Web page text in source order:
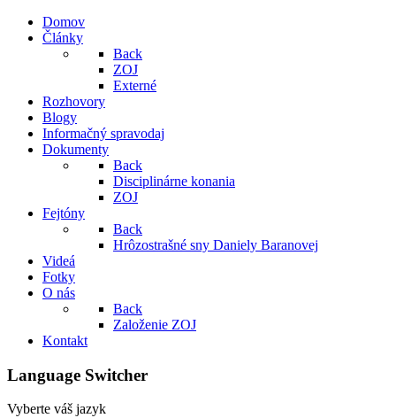
Domov
Články
Back
ZOJ
Externé
Rozhovory
Blogy
Informačný spravodaj
Dokumenty
Back
Disciplinárne konania
ZOJ
Fejtóny
Back
Hrôzostrašné sny Daniely Baranovej
Videá
Fotky
O nás
Back
Založenie ZOJ
Kontakt
Language Switcher
Vyberte váš jazyk